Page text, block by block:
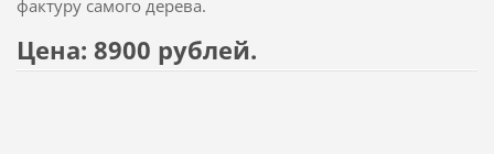
фактуру самого дерева.
Цена: 8900 рублей.